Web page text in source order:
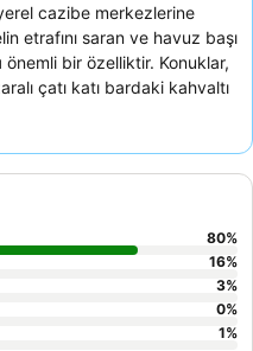
cazibe merkezlerine
etrafını saran ve havuz başı
önemli bir özelliktir. Konuklar,
çatı katı bardaki kahvaltı
Gerçekten konforlu bir
80%
16%
3%
0%
1%